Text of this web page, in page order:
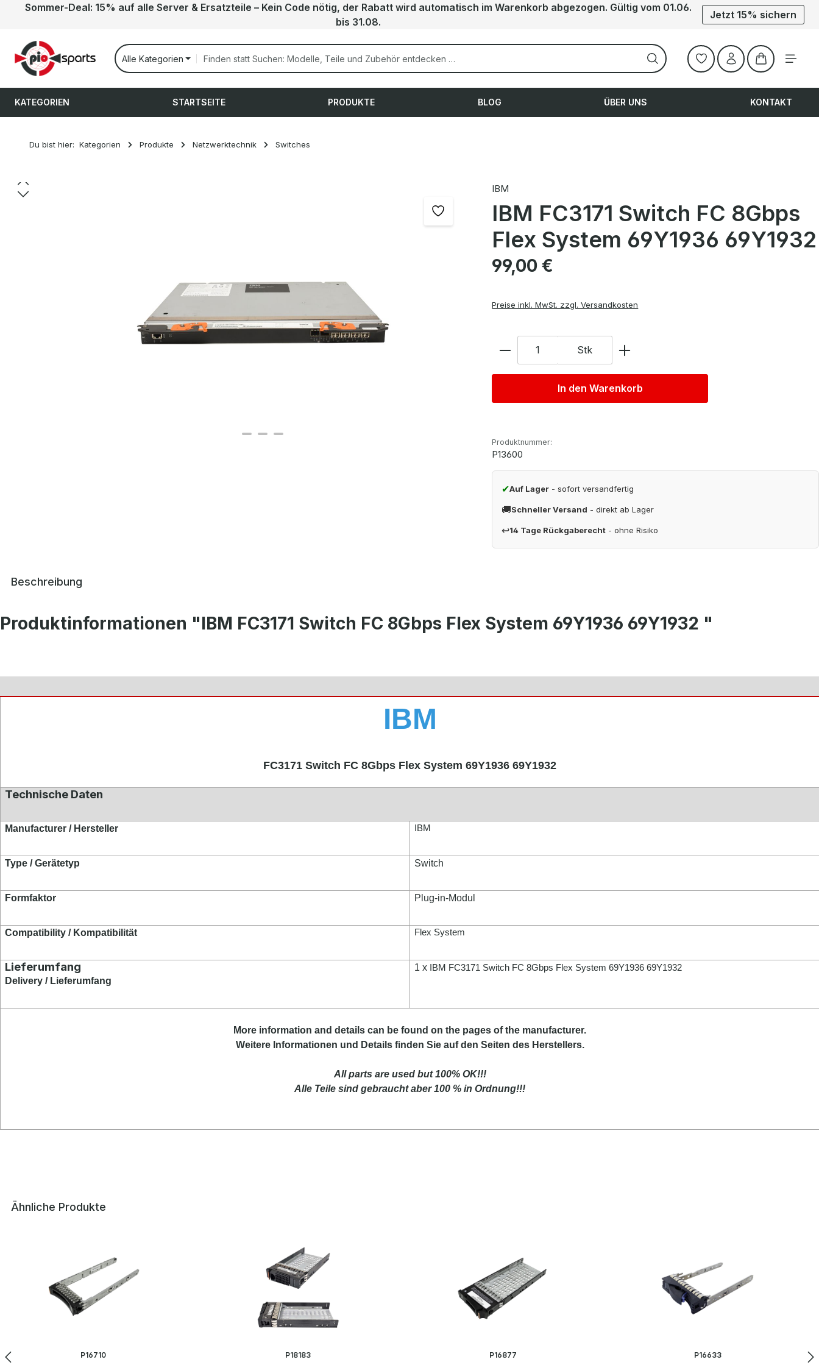
Hauptinhalt springen
Zur Suche springen
Zur Hauptnavigation springen
Sommer-Deal: 15% auf alle Server & Ersatzteile – Kein Code nötig, der Rabatt wird automatisch im Warenkorb abgezogen. Gültig vom 01.06.
bis 31.08.
Jetzt 15% sichern
Alle Kategorien
Warenkorb
KATEGORIEN STARTSEITE PRODUKTE BLOG ÜBER UNS KONTAKT
Du bist hier: Kategorien Produkte Netzwerktechnik Switches
Bildergalerie überspringen IBM
IBM FC3171 Switch FC 8Gbps
Flex System 69Y1936 69Y1932
Regulärer Preis:
99,00 €
Preise inkl. MwSt. zzgl. Versandkosten
Anzahl Stk
In den Warenkorb
Produktnummer:
P13600
✔Auf Lager - sofort versandfertig
🚚Schneller Versand - direkt ab Lager
↩14 Tage Rückgaberecht - ohne Risiko
Beschreibung
Produktinformationen "IBM FC3171 Switch FC 8Gbps Flex System 69Y1936 69Y1932 "
IBM
FC3171 Switch FC 8Gbps Flex System 69Y1936 69Y1932
Technische Daten
Manufacturer / Hersteller IBM
Type / Gerätetyp Switch
Formfaktor Plug-in-Modul
Compatibility / Kompatibilität Flex System
Lieferumfang
Delivery / Lieferumfang
1 x IBM FC3171 Switch FC 8Gbps Flex System 69Y1936 69Y1932
More information and details can be found on the pages of the manufacturer.
Weitere Informationen und Details finden Sie auf den Seiten des Herstellers.
All parts are used but 100% OK!!!
Alle Teile sind gebraucht aber 100 % in Ordnung!!!
Ähnliche Produkte
P16710 P18183 P16877 P16633